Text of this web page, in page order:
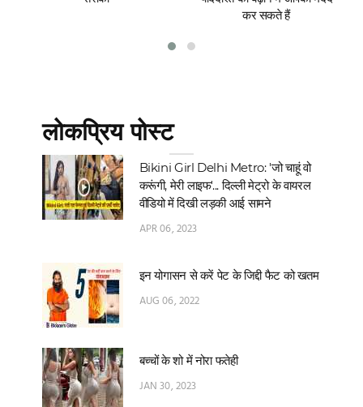
कर सकते हैं
लोकप्रिय पोस्ट
Bikini Girl Delhi Metro: 'जो चाहूं वो
करूंगी, मेरी लाइफ'... दिल्‍ली मेट्रो के वायरल
वीडियो में दिखी लड़की आई सामने
APR 06, 2023
इन योगासन से करें पेट के जिद्दी फैट को खतम
AUG 06, 2022
बच्चों के शो में नोरा फतेही
JAN 30, 2023